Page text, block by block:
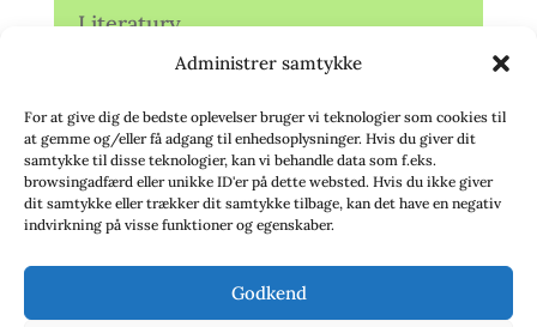
Administrer samtykke
For at give dig de bedste oplevelser bruger vi teknologier som cookies til
at gemme og/eller få adgang til enhedsoplysninger. Hvis du giver dit
samtykke til disse teknologier, kan vi behandle data som f.eks.
browsingadfærd eller unikke ID'er på dette websted. Hvis du ikke giver
dit samtykke eller trækker dit samtykke tilbage, kan det have en negativ
indvirkning på visse funktioner og egenskaber.
Godkend
Literatury
Storbritannien: Translators
Association (TA)
Sverige: Översättarsektionen (Ö.)
Sverige: Översättarcentrum (ÖC)
deutschsprachiger Übersetzer (VdÜ)